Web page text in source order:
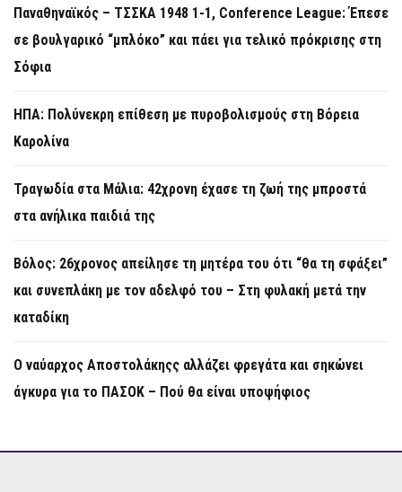
Παναθηναϊκός – ΤΣΣΚΑ 1948 1-1, Conference League: Έπεσε
σε βουλγαρικό “μπλόκο” και πάει για τελικό πρόκρισης στη
Σόφια
ΗΠΑ: Πολύνεκρη επίθεση με πυροβολισμούς στη Βόρεια
Καρολίνα
Τραγωδία στα Μάλια: 42χρονη έχασε τη ζωή της μπροστά
στα ανήλικα παιδιά της
Βόλος: 26χρονος απείλησε τη μητέρα του ότι “θα τη σφάξει”
και συνεπλάκη με τον αδελφό του – Στη φυλακή μετά την
καταδίκη
Ο ναύαρχος Αποστολάκηςς αλλάζει φρεγάτα και σηκώνει
άγκυρα για το ΠΑΣΟΚ – Πού θα είναι υποψήφιος